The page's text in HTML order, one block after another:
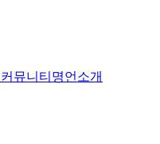
커뮤니티 명언 소개